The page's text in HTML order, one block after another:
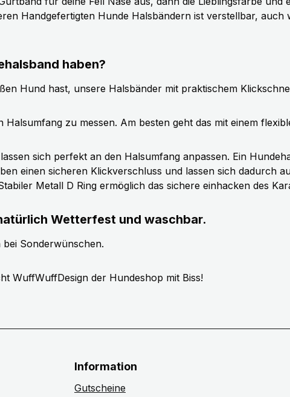
Handgefertigten Hunde Halsbändern ist verstellbar,
haben?
Hund hast, unsere Halsbänder mit praktischem
Halsumfang zu messen. Am besten geht das mit einem
sich perfekt an den Halsumfang anpassen. Ein
einen sicheren Klickverschluss und lassen sich dadurch
Metall D Ring ermöglich das sichere einhacken des
Wetterfest und waschbar.
Sonderwünschen.
WuffWuffDesign der Hundeshop mit Biss!
Information
Gutscheine